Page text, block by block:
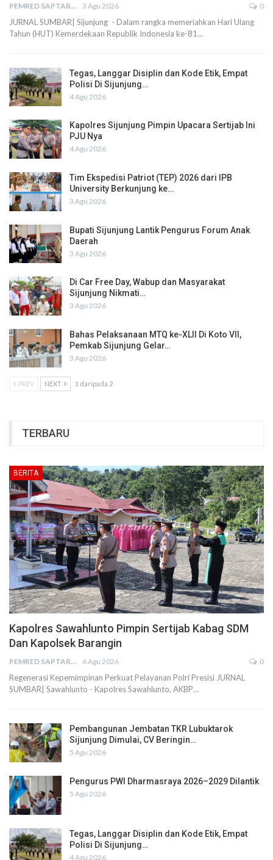
PEMRED SAPTARIUS 3 Agu 2026 0
JURNAL SUMBAR| Sijunjung - Dalam rangka memeriahkan Hari Ulang
Tahun (HUT) Kemerdekaan Republik Indonesia ke-81…
Tegas, Langgar Disiplin dan Kode Etik, Empat
Polisi Di Sijunjung…
4 Agu 2026
Kapolres Sijunjung Pimpin Upacara Sertijab Ini
PJU Nya
4 Agu 2026
Tim Ekspedisi Patriot (TEP) 2026 dari IPB
University Berkunjung ke…
3 Agu 2026
Bupati Sijunjung Lantik Pengurus Forum Anak
Daerah
3 Agu 2026
Di Car Free Day, Wabup dan Masyarakat
Sijunjung Nikmati…
3 Agu 2026
Bahas Pelaksanaan MTQ ke-XLII Di Koto VII,
Pemkab Sijunjung Gelar…
3 Agu 2026
PREV NEXT 1 daripada 2
TERBARU
BERITA
Kapolres Sawahlunto Pimpin Sertijab Kabag SDM
Dan Kapolsek Barangin
PEMRED SAPTARIUS 6 Agu 2026 0
Regenerasi Kepemimpinan Perkuat Pelayanan Polri Presisi JURNAL
SUMBAR| Sawahlunto - Kapolres Sawahlunto, AKBP…
Pembangunan Jembatan TKR Lubuktarok
Sijunjung Dimulai, CV Beringin…
5 Agu 2026
Pengurus PWI Dharmasraya 2026–2029 Dilantik
5 Agu 2026
Tegas, Langgar Disiplin dan Kode Etik, Empat
Polisi Di Sijunjung…
4 Agu 2026